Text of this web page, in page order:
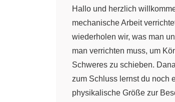
Hallo und herzlich
mechanische Arbeit
wiederholen wir, was man
man verrichten muss, um
Schweres zu schieben.
zum Schluss lernst du noch
physikalische Größe zur